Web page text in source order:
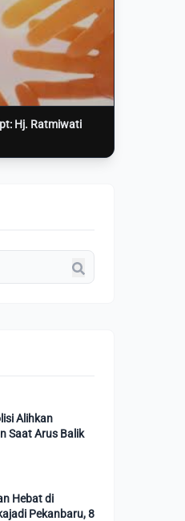
Hj. Ratmiwati
Alihkan
Saat Arus Balik
Hebat di
Pekanbaru, 8